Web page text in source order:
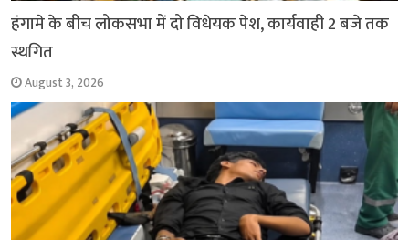
हंगामे के बीच लोकसभा में दो विधेयक पेश, कार्यवाही 2 बजे तक
स्थगित
August 3, 2026